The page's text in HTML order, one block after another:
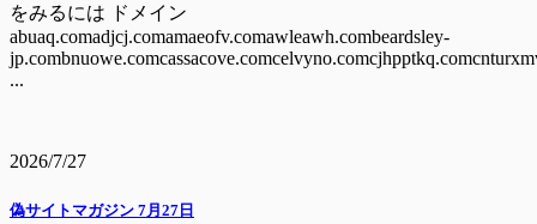
をみるには ドメイン
abuaq.comadjcj.comamaeofv.comawleawh.combeardsley-
...
2026/7/27
偽サイトマガジン 7月27日